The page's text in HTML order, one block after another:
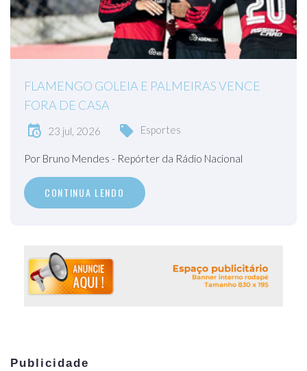
FLAMENGO GOLEIA E PALMEIRAS VENCE
FORA DE CASA
23 jul, 2026 Esportes
Por Bruno Mendes - Repórter da Rádio Nacional
CONTINUA LENDO
Publicidade